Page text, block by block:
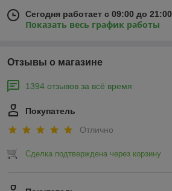
Сегодня работает с 09:00 до 21:00
Показать весь график работы
Отзывы о магазине
1394 отзывов за всё время
Покупатель
Отлично
Сделка подтверждена через корзину